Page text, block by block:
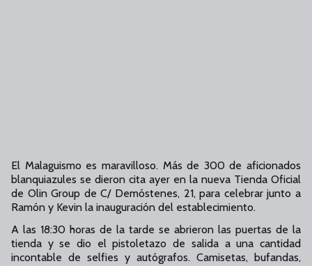
El Malaguismo es maravilloso. Más de 300 de aficionados
blanquiazules se dieron cita ayer en la nueva Tienda Oficial
de Olin Group de C/ Demóstenes, 21, para celebrar junto a
Ramón y Kevin la inauguración del establecimiento.
A las 18:30 horas de la tarde se abrieron las puertas de la
tienda y se dio el pistoletazo de salida a una cantidad
incontable de selfies y autógrafos. Camisetas, bufandas,